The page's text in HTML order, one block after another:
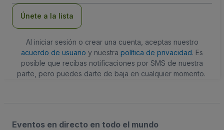
Únete a la lista
Al iniciar sesión o crear una cuenta, aceptas nuestro
acuerdo de usuario y nuestra política de privacidad. Es
posible que recibas notificaciones por SMS de nuestra
parte, pero puedes darte de baja en cualquier momento.
Eventos en directo en todo el mundo